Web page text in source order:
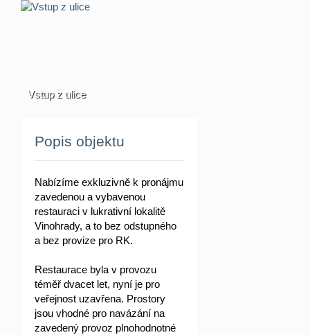
Vstup z ulice
Popis objektu
Nabízíme exkluzivně k pronájmu
zavedenou a vybavenou
restauraci v lukrativní lokalitě
Vinohrady, a to bez odstupného
a bez provize pro RK.
Restaurace byla v provozu
téměř dvacet let, nyní je pro
veřejnost uzavřena. Prostory
jsou vhodné pro navázání na
zavedený provoz plnohodnotné